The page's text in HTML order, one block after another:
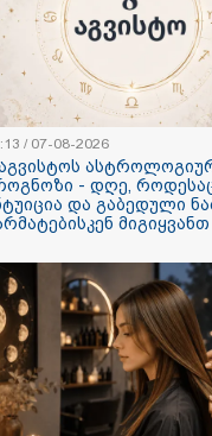
იმნაძის
- ეკა
ზღვამ კიდევ
გამორიყა,
რა
8
/ 07-08-2026
- დღე,
და გაბედული
მიგიყვანთ